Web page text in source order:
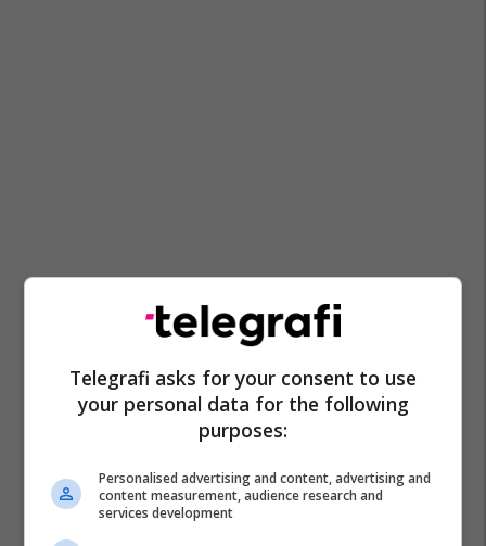
Telegrafi asks for your consent to use
your personal data for the following
purposes:
Personalised advertising and content, advertising and
content measurement, audience research and
services development